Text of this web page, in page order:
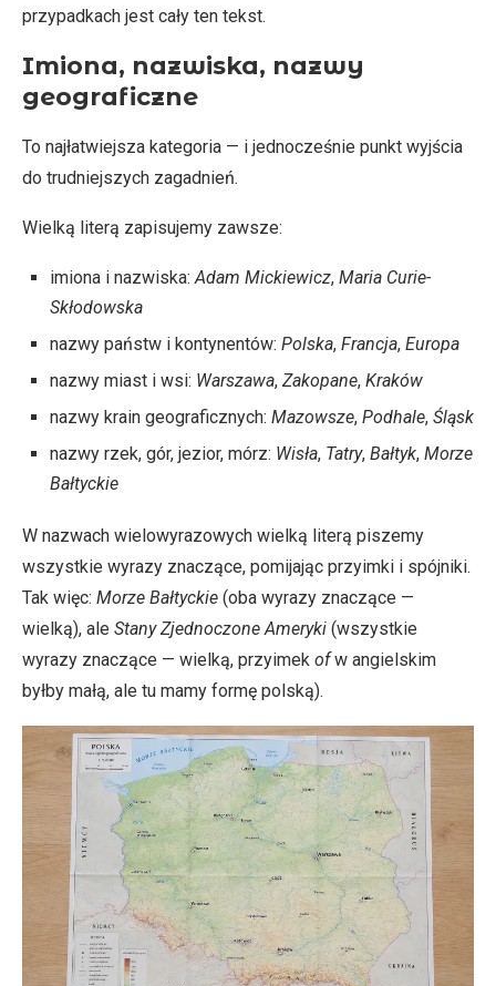
przypadkach jest cały ten tekst.
Imiona, nazwiska, nazwy
geograficzne
To najłatwiejsza kategoria — i jednocześnie punkt wyjścia
do trudniejszych zagadnień.
Wielką literą zapisujemy zawsze:
imiona i nazwiska: Adam Mickiewicz, Maria Curie-
Skłodowska
nazwy państw i kontynentów: Polska, Francja, Europa
nazwy miast i wsi: Warszawa, Zakopane, Kraków
nazwy krain geograficznych: Mazowsze, Podhale, Śląsk
nazwy rzek, gór, jezior, mórz: Wisła, Tatry, Bałtyk, Morze
Bałtyckie
W nazwach wielowyrazowych wielką literą piszemy
wszystkie wyrazy znaczące, pomijając przyimki i spójniki.
Tak więc: Morze Bałtyckie (oba wyrazy znaczące —
wielką), ale Stany Zjednoczone Ameryki (wszystkie
wyrazy znaczące — wielką, przyimek ofw angielskim
byłby małą, ale tu mamy formę polską).